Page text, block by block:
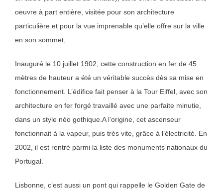
oeuvre à part entière, visitée pour son architecture
particulière et pour la vue imprenable qu’elle offre sur la ville
en son sommet,
Inauguré le 10 juillet 1902, cette construction en fer de 45
mètres de hauteur a été un véritable succès dès sa mise en
fonctionnement. L’édifice fait penser à la Tour Eiffel, avec son
architecture en fer forgé travaillé avec une parfaite minutie,
dans un style néo gothique. A l’origine, cet ascenseur
fonctionnait à la vapeur, puis très vite, grâce à l’électricité. En
2002, il est rentré parmi la liste des monuments nationaux du
Portugal.
Lisbonne, c’est aussi un pont qui rappelle le Golden Gate de